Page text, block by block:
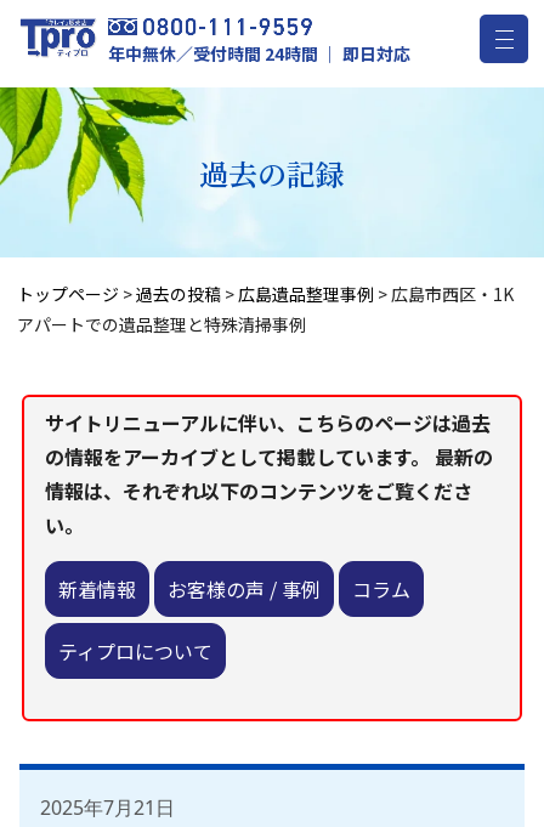
年中無休／受付時間 24時間 ｜ 即日対応
過去の記録
トップページ >過去の投稿 >広島遺品整理事例 >広島市西区・1K
アパートでの遺品整理と特殊清掃事例
サイトリニューアルに伴い、こちらのページは過去
の情報をアーカイブとして掲載しています。 最新の
情報は、それぞれ以下のコンテンツをご覧くださ
い。
新着情報 お客様の声 / 事例 コラム
ティプロについて
2025年7月21日